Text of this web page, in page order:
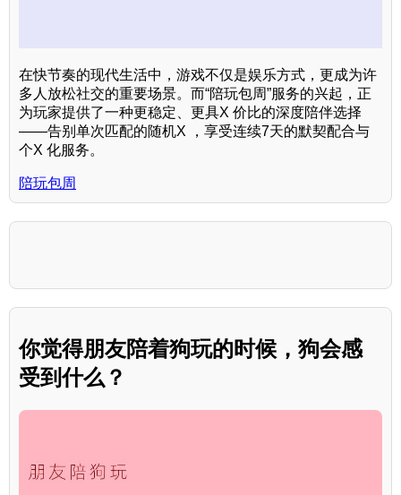
在快节奏的现代生活中，游戏不仅是娱乐方式，更成为许
多人放松社交的重要场景。而“陪玩包周”服务的兴起，正
为玩家提供了一种更稳定、更具X 价比的深度陪伴选择
——告别单次匹配的随机X ，享受连续7天的默契配合与
个X 化服务。
陪玩包周
你觉得朋友陪着狗玩的时候，狗会感
受到什么？